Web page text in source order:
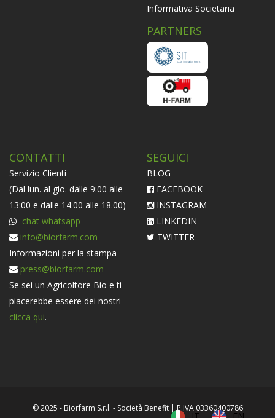
Informativa Societaria
PARTNERS
CONTATTI
Servizio Clienti
(Dal lun. al gio. dalle 9:00 alle
13:00 e dalle 14.00 alle 18.00)
chat whatsapp
info@biorfarm.com
Informazioni per la stampa
press@biorfarm.com
Se sei un Agricoltore Bio e ti
piacerebbe essere dei nostri
clicca qui.
SEGUICI
BLOG
FACEBOOK
INSTAGRAM
LINKEDIN
TWITTER
© 2025 - Biorfarm S.r.l. - Società Benefit | P.IVA 03360400786